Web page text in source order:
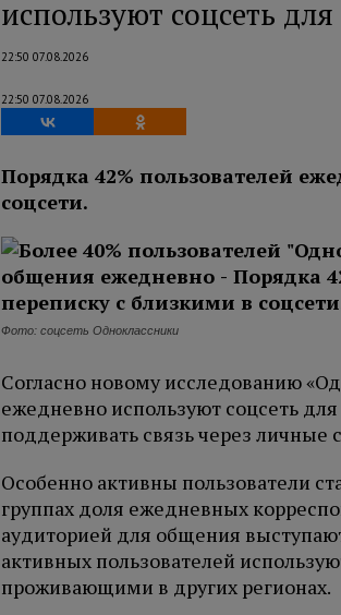
используют соцсеть
22:50 07.08.2026
22:50 07.08.2026
Порядка 42% пользователей
соцсети.
Фото: соцсеть Одноклассники
Согласно новому исследованию
ежедневно используют соцсеть
поддерживать связь через
Особенно активны пользователи
группах доля ежедневных
аудиторией для общения
активных пользователей
проживающими в других регионах.